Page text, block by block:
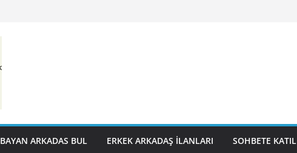
BAYAN ARKADAS BUL ERKEK ARKADAŞ İLANLARI SOHBETE KATIL